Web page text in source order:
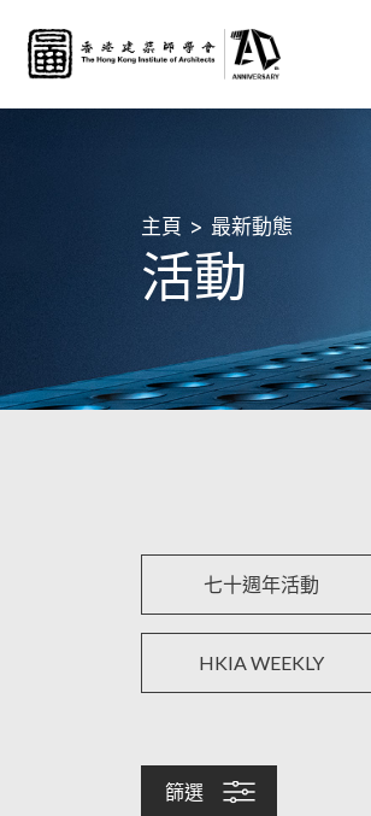
主頁 最新動態
活動
七十週年活動
HKIA WEEKLY
篩選